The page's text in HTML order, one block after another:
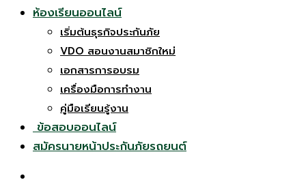
ห้องเรียนออนไลน์
เริ่มต้นธุรกิจประกันภัย
VDO สอนงานสมาชิกใหม่
เอกสารการอบรม
เครื่องมือการทำงาน
คู่มือเรียนรู้งาน
ข้อสอบออนไลน์
สมัครนายหน้าประกันภัยรถยนต์